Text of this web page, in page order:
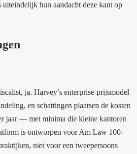
uiteindelijk hun aandacht deze kant op
ja. Harvey’s enterprise-prijsmodel
en schattingen plaatsen de kosten
jaar — met minima die kleine kantoren
is ontworpen voor Am Law 100-
niet voor een tweepersoons